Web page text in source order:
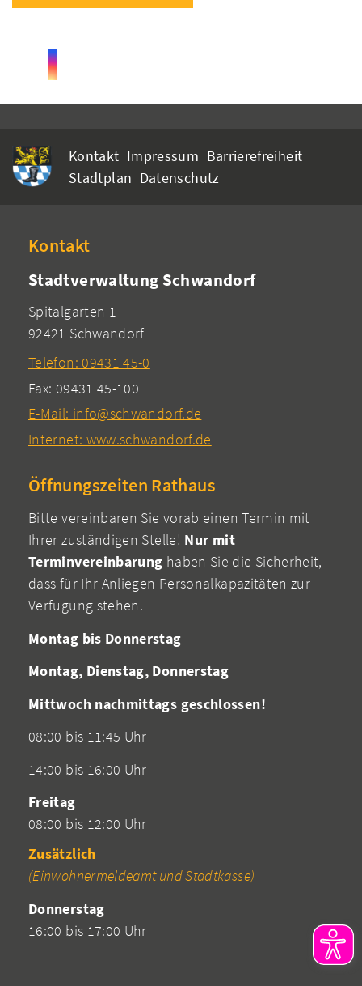
Kontakt Impressum Barrierefreiheit
Stadtplan Datenschutz
Kontakt
Stadtverwaltung Schwandorf
Spitalgarten 1
92421 Schwandorf
Telefon: 09431 45-0
Fax: 09431 45-100
E-Mail: info@schwandorf.de
Internet: www.schwandorf.de
Öffnungszeiten Rathaus
Bitte vereinbaren Sie vorab einen Termin mit
Ihrer zuständigen Stelle! Nur mit
Terminvereinbarung haben Sie die Sicherheit,
dass für Ihr Anliegen Personalkapazitäten zur
Verfügung stehen.
Montag bis Donnerstag
Montag, Dienstag, Donnerstag
Mittwoch nachmittags geschlossen!
08:00 bis 11:45 Uhr
14:00 bis 16:00 Uhr
Freitag
08:00 bis 12:00 Uhr
Zusätzlich
(Einwohnermeldeamt und Stadtkasse)
Donnerstag
16:00 bis 17:00 Uhr